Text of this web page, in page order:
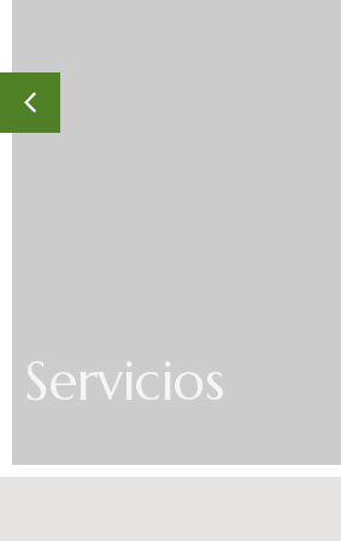
Servicios